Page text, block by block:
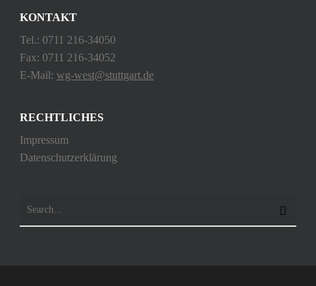
KONTAKT
Tel.: 0711 216-34050
Fax: 0711 216-34052
E-Mail: wg-west@stuttgart.de
RECHTLICHES
Impressum
Datenschutzerklärung